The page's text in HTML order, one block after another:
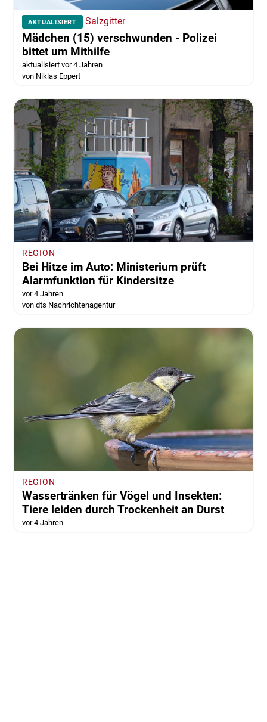
AKTUALISIERT Salzgitter
Mädchen (15) verschwunden - Polizei
bittet um Mithilfe
aktualisiert vor 4 Jahren
von Niklas Eppert
REGION
Bei Hitze im Auto: Ministerium prüft
Alarmfunktion für Kindersitze
vor 4 Jahren
von dts Nachrichtenagentur
REGION
Wassertränken für Vögel und Insekten:
Tiere leiden durch Trockenheit an Durst
vor 4 Jahren